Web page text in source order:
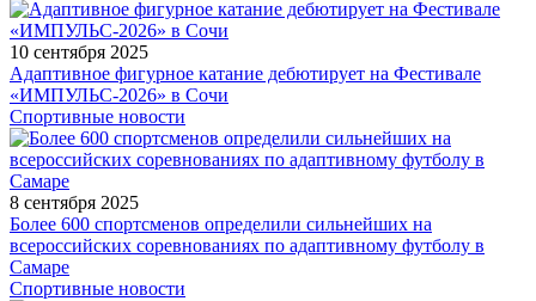
10 сентября 2025
Адаптивное фигурное катание дебютирует на Фестивале
«ИМПУЛЬС-2026» в Сочи
Спортивные новости
8 сентября 2025
Более 600 спортсменов определили сильнейших на
всероссийских соревнованиях по адаптивному футболу в
Самаре
Спортивные новости